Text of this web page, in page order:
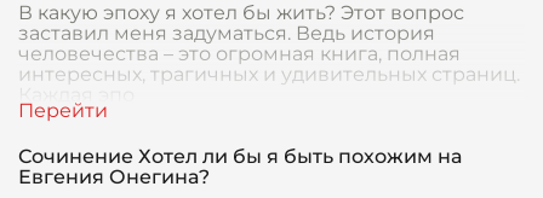
В какую эпоху я хотел бы жить? Этот вопрос
заставил меня задуматься. Ведь история
человечества – это огромная книга, полная
интересных, трагичных и удивительных страниц.
Каждая эпо
Сочинение Хотел ли бы я быть похожим на
Евгения Онегина?